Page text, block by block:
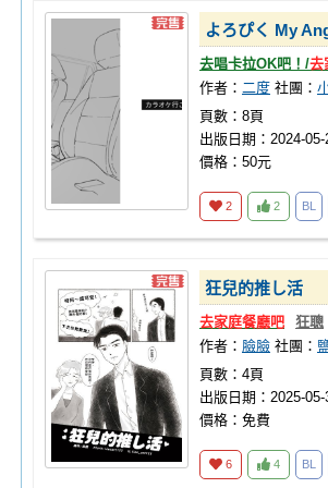
よろぴく My
去唱卡拉OK吧！/去
作者： 二度 社團：
頁數：8頁
出版日期：2024-05-
價格：50元
2 2 BL
狂兒的推し活
去家庭餐廳吧 狂聰
作者： 臉臉 社團：
頁數：4頁
出版日期：2025-05-
價格：免費
6 4 BL